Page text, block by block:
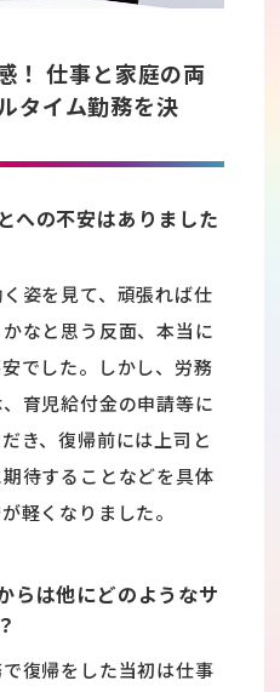
！ 仕事と家庭の両
タイム勤務を決
への不安はありました
姿を見て、頑張れば仕
なと思う反面、本当に
でした。しかし、労務
育児給付金の申請等に
き、復帰前には上司と
待することなどを具体
軽くなりました。
らは他にどのようなサ
復帰をした当初は仕事